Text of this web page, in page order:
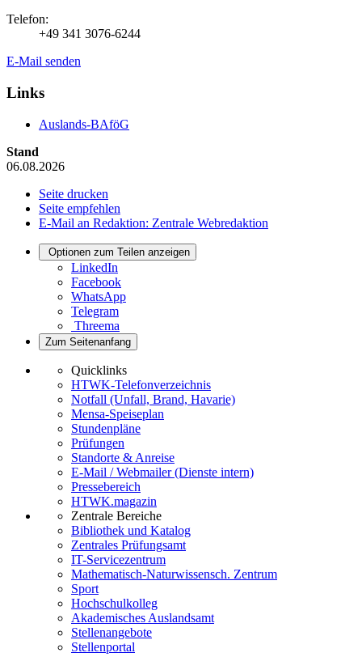
Telefon:
+49 341 3076-6244
E-Mail senden
Links
Auslands-BAföG
Stand
06.08.2026
Seite drucken
Seite empfehlen
E-Mail an Redaktion: Zentrale Webredaktion
Optionen zum Teilen anzeigen
LinkedIn
Facebook
WhatsApp
Telegram
Threema
Zum Seitenanfang
Quicklinks
HTWK-Telefonverzeichnis
Notfall (Unfall, Brand, Havarie)
Mensa-Speiseplan
Stundenpläne
Prüfungen
Standorte & Anreise
E-Mail / Webmailer (Dienste intern)
Pressebereich
HTWK.magazin
Zentrale Bereiche
Bibliothek und Katalog
Zentrales Prüfungsamt
IT-Servicezentrum
Mathematisch-Naturwissensch. Zentrum
Sport
Hochschulkolleg
Akademisches Auslandsamt
Stellenangebote
Stellenportal